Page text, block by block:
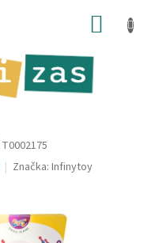
T0002175
Značka: Infinytoy